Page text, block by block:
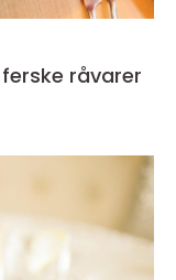
råvarer